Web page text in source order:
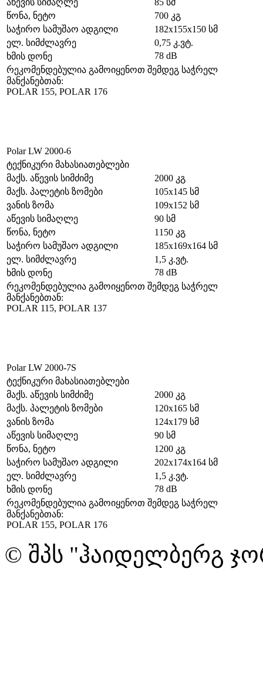
აწევის სიმაღლე
85 სმ
წონა, ნეტო
700 კგ
საჭირო სამუშაო ადგილი
182x155x150 სმ
ელ. სიმძლავრე
0,75 კ.ვტ.
ხმის დონე
78 dB
რეკომენდებულია გამოიყენოთ შემდეგ საჭრელ
მანქანებთან:
POLAR 155, POLAR 176
Polar LW 2000-6
ტექნიკური მახასიათებლები
მაქს. აწევის სიმძიმე
2000 კგ
მაქს. პალეტის ზომები
105х145 სმ
ვანის ზომა
109х152 სმ
აწევის სიმაღლე
90 სმ
წონა, ნეტო
1150 კგ
საჭირო სამუშაო ადგილი
185x169x164 სმ
ელ. სიმძლავრე
1,5 კ.ვტ.
ხმის დონე
78 dB
რეკომენდებულია გამოიყენოთ შემდეგ საჭრელ
მანქანებთან:
POLAR 115, POLAR 137
Polar LW 2000-7S
ტექნიკური მახასიათებლები
მაქს. აწევის სიმძიმე
2000 კგ
მაქს. პალეტის ზომები
120х165 სმ
ვანის ზომა
124х179 სმ
აწევის სიმაღლე
90 სმ
წონა, ნეტო
1200 კგ
საჭირო სამუშაო ადგილი
202x174x164 სმ
ელ. სიმძლავრე
1,5 კ.ვტ.
ხმის დონე
78 dB
რეკომენდებულია გამოიყენოთ შემდეგ საჭრელ
მანქანებთან:
POLAR 155, POLAR 176
© შპს "ჰაიდელბერგ